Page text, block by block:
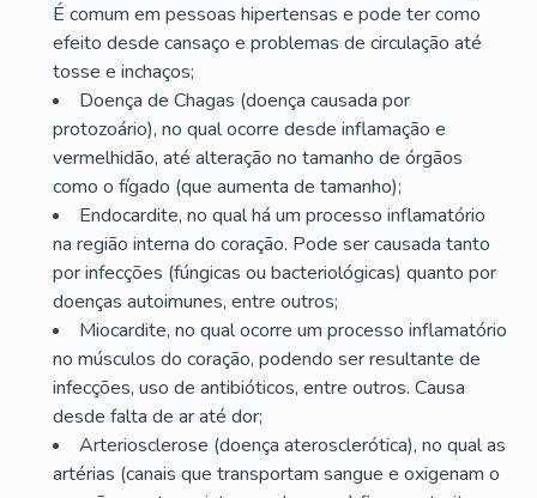
É comum em pessoas hipertensas e pode ter como
efeito desde cansaço e problemas de circulação até
tosse e inchaços;
Doença de Chagas (doença causada por
protozoário), no qual ocorre desde inflamação e
vermelhidão, até alteração no tamanho de órgãos
como o fígado (que aumenta de tamanho);
Endocardite, no qual há um processo inflamatório
na região interna do coração. Pode ser causada tanto
por infecções (fúngicas ou bacteriológicas) quanto por
doenças autoimunes, entre outros;
Miocardite, no qual ocorre um processo inflamatório
no músculos do coração, podendo ser resultante de
infecções, uso de antibióticos, entre outros. Causa
desde falta de ar até dor;
Arteriosclerose (doença aterosclerótica), no qual as
artérias (canais que transportam sangue e oxigenam o